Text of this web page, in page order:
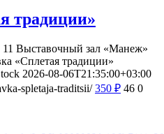
традиции»
Выставочный зал «Манеж»
«Сплетая традиции»
2026-08-06T21:35:00+03:00
spletaja-traditsii/ 350 ₽ 46 0